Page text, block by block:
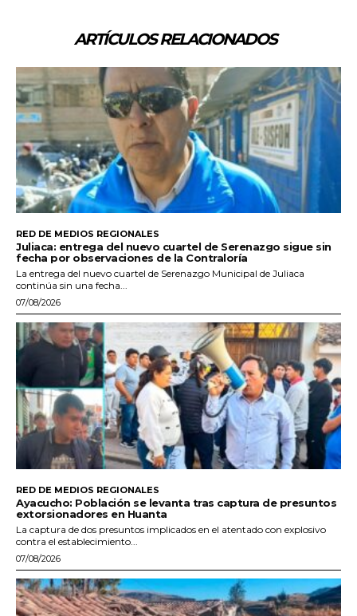
ARTÍCULOS RELACIONADOS
RED DE MEDIOS REGIONALES
Juliaca: entrega del nuevo cuartel de Serenazgo sigue sin
fecha por observaciones de la Contraloría
La entrega del nuevo cuartel de Serenazgo Municipal de Juliaca
continúa sin una fecha...
07/08/2026
RED DE MEDIOS REGIONALES
Ayacucho: Población se levanta tras captura de presuntos
extorsionadores en Huanta
La captura de dos presuntos implicados en el atentado con explosivo
contra el establecimiento...
07/08/2026